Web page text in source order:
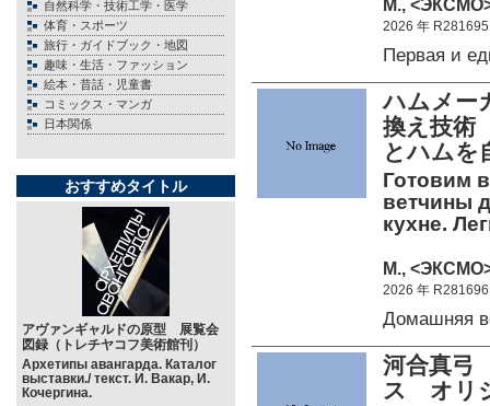
自然科学・技術工学・医学
体育・スポーツ
旅行・ガイドブック・地図
趣味・生活・ファッション
絵本・昔話・児童書
コミックス・マンガ
日本関係
おすすめタイトル
アヴァンギャルドの原型 展覧会
図録（トレチヤコフ美術館刊）
Архетипы авангарда. Каталог
выставки./ текст. И. Вакар, И.
Кочергина.
М.,
2026 年 R281695
Первая и
ハムメー
換え技術
とハムを
Готовим
ветчины
кухне.
М.,
2026 年 R281696
Домашняя
河合真弓
ス オリ